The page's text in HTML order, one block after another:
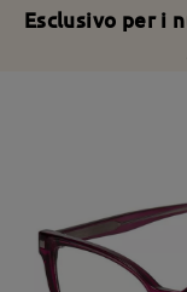
Esclusivo per i